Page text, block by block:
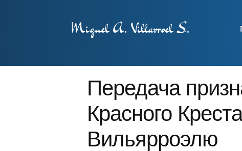
Miguel A. Villarroel S.
Передача
Красного
Вильярроэлю